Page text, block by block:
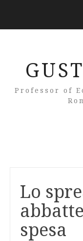
Professor of
Lo
spesa